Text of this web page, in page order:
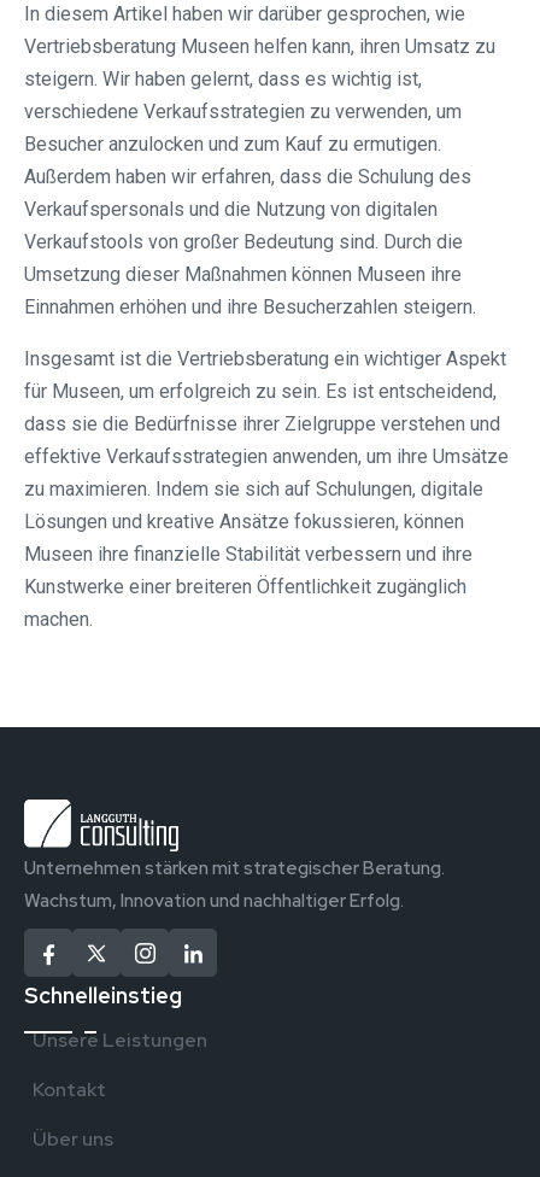
In diesem Artikel haben wir darüber gesprochen, wie
Vertriebsberatung Museen helfen kann, ihren Umsatz zu
steigern. Wir haben gelernt, dass es wichtig ist,
verschiedene Verkaufsstrategien zu verwenden, um
Besucher anzulocken und zum Kauf zu ermutigen.
Außerdem haben wir erfahren, dass die Schulung des
Verkaufspersonals und die Nutzung von digitalen
Verkaufstools von großer Bedeutung sind. Durch die
Umsetzung dieser Maßnahmen können Museen ihre
Einnahmen erhöhen und ihre Besucherzahlen steigern.
Insgesamt ist die Vertriebsberatung ein wichtiger Aspekt
für Museen, um erfolgreich zu sein. Es ist entscheidend,
dass sie die Bedürfnisse ihrer Zielgruppe verstehen und
effektive Verkaufsstrategien anwenden, um ihre Umsätze
zu maximieren. Indem sie sich auf Schulungen, digitale
Lösungen und kreative Ansätze fokussieren, können
Museen ihre finanzielle Stabilität verbessern und ihre
Kunstwerke einer breiteren Öffentlichkeit zugänglich
machen.
Unternehmen stärken mit strategischer Beratung.
Wachstum, Innovation und nachhaltiger Erfolg.
Schnelleinstieg
Unsere Leistungen
Kontakt
Über uns